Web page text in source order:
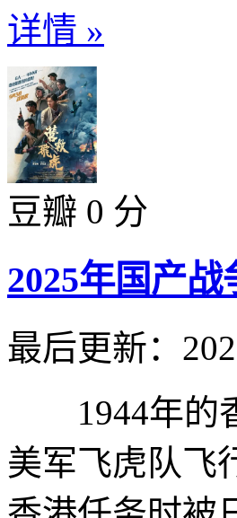
详情 »
豆瓣 0 分
2025年国产
最后更新：
1944年的香
美军飞虎队飞